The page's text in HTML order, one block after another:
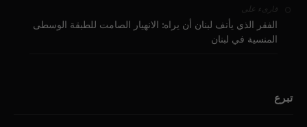
قارىء على
الفقر الذي يأنف لبنان أن يراه: الانهيار الصامت للطبقة الوسطى
المنسية في لبنان
تبرع